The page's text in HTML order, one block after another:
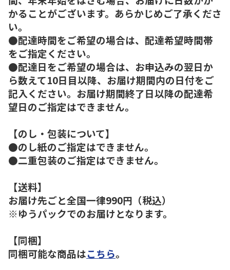
かることがございます。あらかじめご了承くださ
い。
●配達時間をご希望の場合は、配達希望時間帯
をご指定ください。
●配達日をご希望の場合は、お申込みの翌日か
ら数えて10日目以降、お届け期間内の日付をご
記入ください。お届け期間終了日以降の配達希
望日のご指定はできません。
【のし・包装について】
●のし紙のご指定はできません。
●二重包装のご指定はできません。
【送料】
お届け先ごと全国一律990円（税込）
※ゆうパックでのお届けとなります。
【同梱】
同梱可能な商品はこちら。